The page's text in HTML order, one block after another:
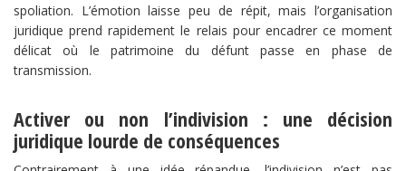
spoliation. L’émotion laisse peu de répit, mais l’organisation
juridique prend rapidement le relais pour encadrer ce moment
délicat où le patrimoine du défunt passe en phase de
transmission.
Activer ou non l’indivision : une décision
juridique lourde de conséquences